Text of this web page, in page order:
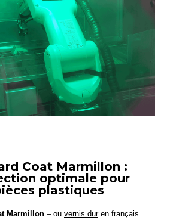
Coat Marmillon :
optimale pour
plastiques
Marmillon – ou vernis duren français